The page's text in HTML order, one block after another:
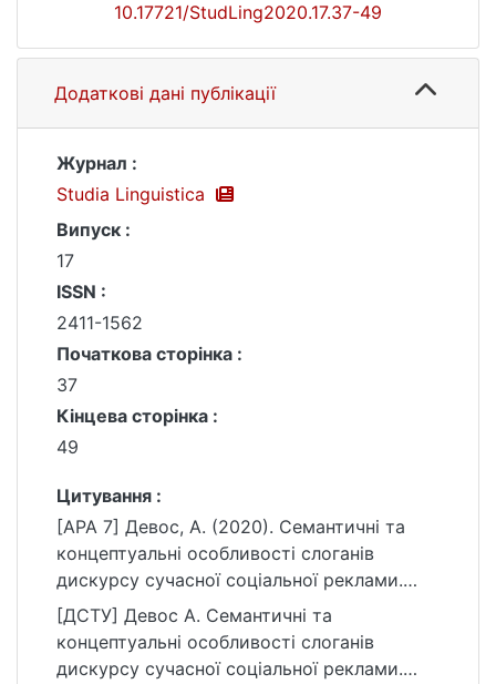
10.17721/StudLing2020.17.37-49
Додаткові дані публікації
Журнал :
Studia Linguistica
Випуск :
17
ISSN :
2411-1562
Початкова сторінка :
37
Кінцева сторінка :
49
Цитування :
[APA 7] Девос, А. (2020). Семантичні та
концептуальні особливості слоганів
дискурсу сучасної соціальної реклами.
Studia Linguistica, (17), 37–49.
https://doi.org/10.17721/StudLing2020.17.37-
49
[ДСТУ] Девос А. Семантичні та
концептуальні особливості слоганів
дискурсу сучасної соціальної реклами.